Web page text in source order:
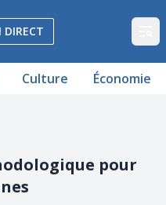
et Fribourg
DIRECT
Culture Économie
pour